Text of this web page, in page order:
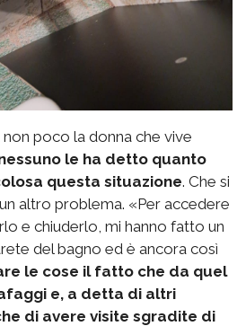
poco la donna che vive
le ha detto quanto
questa situazione. Che si
altro problema. «Per accedere
e chiuderlo, mi hanno fatto un
del bagno ed è ancora così
le cose il fatto che da quel
e, a detta di altri
di avere visite sgradite di